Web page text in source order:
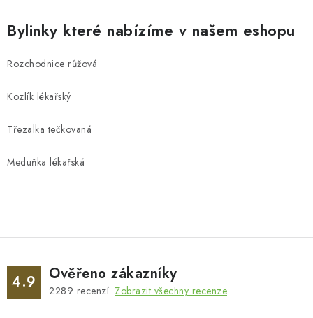
Bylinky které nabízíme v našem eshopu
Rozchodnice růžová
Kozlík lékařský
Třezalka tečkovaná
Meduňka lékařská
4.9 Ověřeno zákazníky
2289 recenzí. Zobrazit všechny recenze